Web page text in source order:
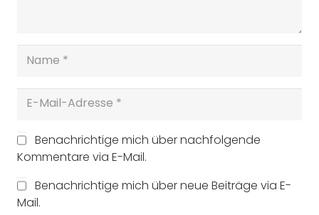
Benachrichtige mich über nachfolgende
Kommentare via E-Mail.
Benachrichtige mich über neue Beiträge via E-
Mail.